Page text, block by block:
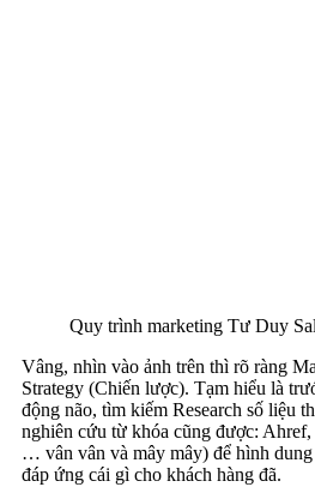
Quy trình marketing Tư Duy
Vâng, nhìn vào ảnh trên thì rõ ràng
Strategy (Chiến lược). Tạm hiểu là
động não, tìm kiếm Research số liệu
nghiên cứu từ khóa cũng được:
… vân vân và mây mây) để hình dung
đáp ứng cái gì cho khách hàng đã.